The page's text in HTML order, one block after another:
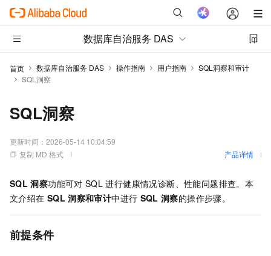
数据库自治服务 DAS
首页 数据库自治服务 DAS 操作指南 用户指南
SQL洞察和审计
SQL洞察
SQL洞察
更新时间： 2026-05-14 10:04:59
复制 MD 格式
产品详情
SQL 洞察功能可对 SQL 进行健康情况诊断、性能问题排查。本
文介绍在 SQL 洞察和审计中进行 SQL 洞察的操作步骤。
前提条件